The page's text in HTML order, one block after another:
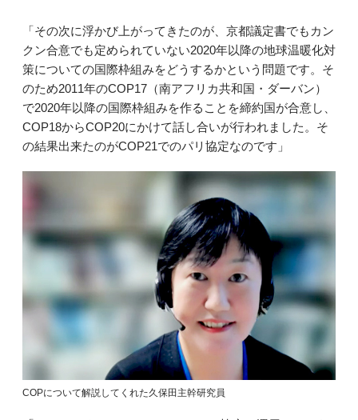
「その次に浮かび上がってきたのが、京都議定書でもカン
クン合意でも定められていない2020年以降の地球温暖化対
策についての国際枠組みをどうするかという問題です。そ
のため2011年のCOP17（南アフリカ共和国・ダーバン）
で2020年以降の国際枠組みを作ることを締約国が合意し、
COP18からCOP20にかけて話し合いが行われました。そ
の結果出来たのがCOP21でのパリ協定なのです」
COPについて解説してくれた久保田主幹研究員